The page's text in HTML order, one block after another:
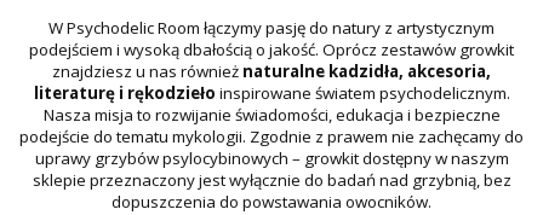
W Psychodelic Room łączymy pasję do natury z artystycznym
podejściem i wysoką dbałością o jakość. Oprócz zestawów growkit
znajdziesz u nas również naturalne kadzidła, akcesoria,
literaturę i rękodzieło inspirowane światem psychodelicznym.
Nasza misja to rozwijanie świadomości, edukacja i bezpieczne
podejście do tematu mykologii. Zgodnie z prawem nie zachęcamy do
uprawy grzybów psylocybinowych – growkit dostępny w naszym
sklepie przeznaczony jest wyłącznie do badań nad grzybnią, bez
dopuszczenia do powstawania owocników.